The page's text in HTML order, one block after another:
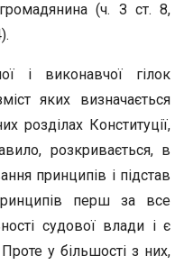
(ч. З ст. 8,
і виконавчої гілок
яких визначається
розділах Конституції,
розкривається, в
принципів і підстав
перш за все
судової влади і є
у більшості з них,